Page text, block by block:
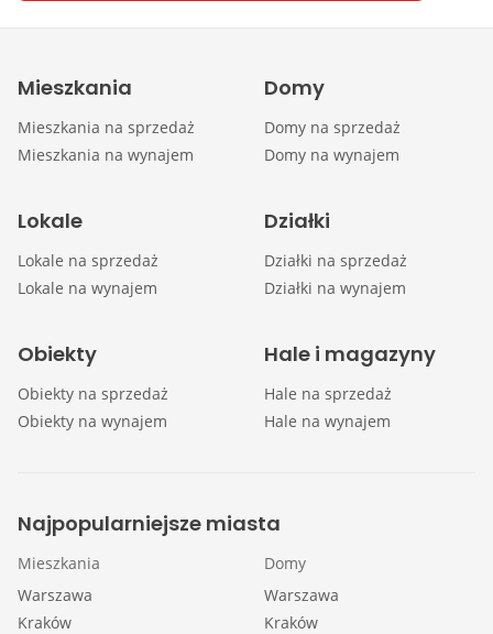
Mieszkania
Mieszkania na sprzedaż
Mieszkania na wynajem
Domy
Domy na sprzedaż
Domy na wynajem
Lokale
Lokale na sprzedaż
Lokale na wynajem
Działki
Działki na sprzedaż
Działki na wynajem
Obiekty
Obiekty na sprzedaż
Obiekty na wynajem
Hale i magazyny
Hale na sprzedaż
Hale na wynajem
Najpopularniejsze miasta
Mieszkania
Warszawa
Kraków
Domy
Warszawa
Kraków